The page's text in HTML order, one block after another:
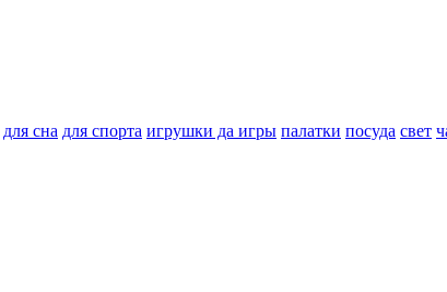
для сна для спорта игрушки да игры палатки посуда свет